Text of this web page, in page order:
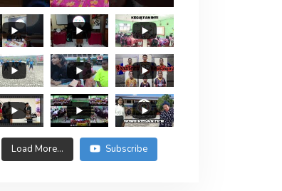
Load More... Subscribe